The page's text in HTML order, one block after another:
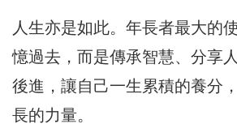
人生亦是如此。年長者最大的
憶過去，而是傳承智慧、分享
後進，讓自己一生累積的養分
長的力量。